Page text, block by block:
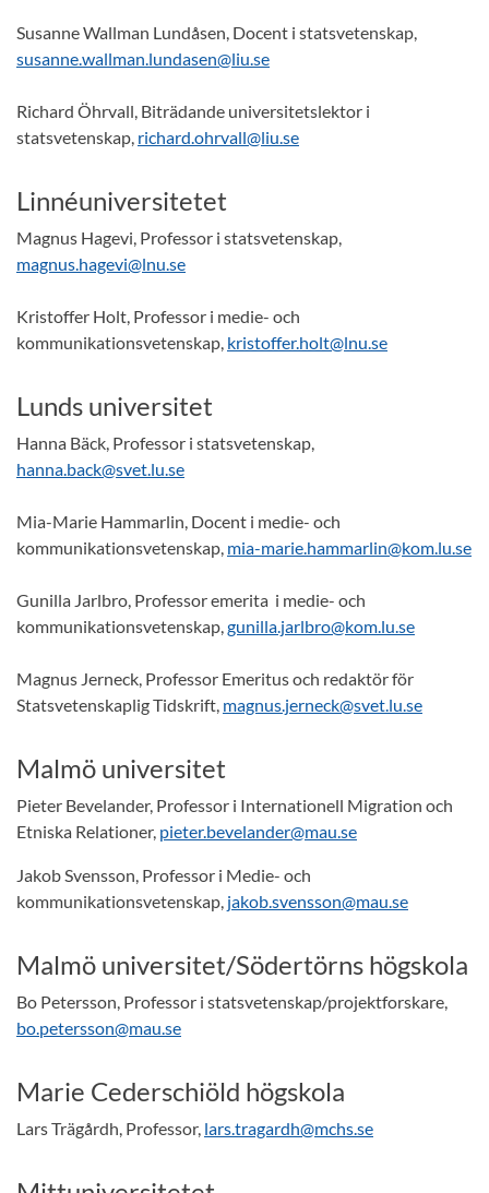
Susanne Wallman Lundåsen, Docent i statsvetenskap,
susanne.wallman.lundasen@liu.se
Richard Öhrvall, Biträdande universitetslektor i
statsvetenskap, richard.ohrvall@liu.se
Linnéuniversitetet
Magnus Hagevi, Professor i statsvetenskap,
magnus.hagevi@lnu.se
Kristoffer Holt, Professor i medie- och
kommunikationsvetenskap, kristoffer.holt@lnu.se
Lunds universitet
Hanna Bäck, Professor i statsvetenskap,
hanna.back@svet.lu.se
Mia-Marie Hammarlin, Docent i medie- och
kommunikationsvetenskap, mia-marie.hammarlin@kom.lu.se
Gunilla Jarlbro, Professor emerita i medie- och
kommunikationsvetenskap,gunilla.jarlbro@kom.lu.se
Magnus Jerneck, Professor Emeritus och redaktör för
Statsvetenskaplig Tidskrift, magnus.jerneck@svet.lu.se
Malmö universitet
Pieter Bevelander, Professor i Internationell Migration och
Etniska Relationer, pieter.bevelander@mau.se
Jakob Svensson, Professor i Medie- och
kommunikationsvetenskap, jakob.svensson@mau.se
Malmö universitet/Södertörns högskola
Bo Petersson, Professor i statsvetenskap/projektforskare,
bo.petersson@mau.se
Marie Cederschiöld högskola
Lars Trägårdh, Professor, lars.tragardh@mchs.se